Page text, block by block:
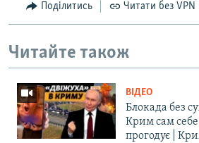
Поділитись Читати без VPN
Читайте також
ВІДЕО
Блокада без
Крим сам себе
прогодує |